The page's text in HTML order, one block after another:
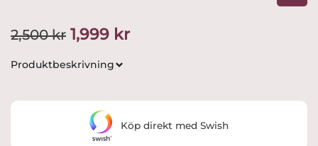
2,500kr Det
ursprungliga
var:
2,500 kr.
1,999 krDet
1,999 kr.
Produktbeskrivning
Köp direkt med Swish